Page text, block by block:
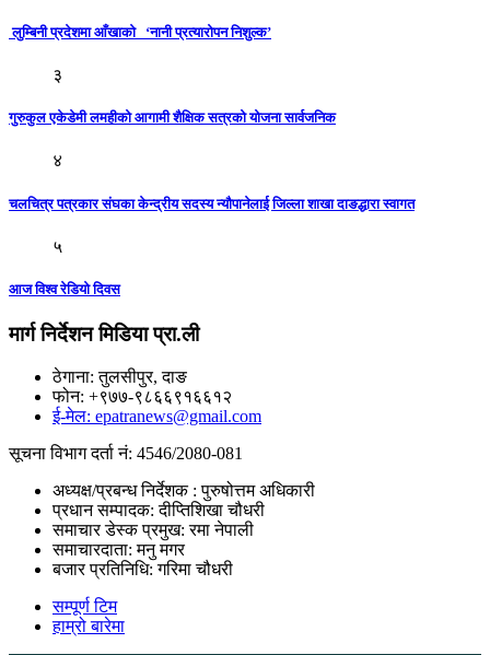
लुम्बिनी प्रदेशमा आँखाकाे ‘नानी प्रत्यारोपन निशुल्क’
३
गुरुकुल एकेडेमी लमहीको आगामी शैक्षिक सत्रको योजना सार्वजनिक
४
चलचित्र पत्रकार संघका केन्द्रीय सदस्य न्यौपानेलाई जिल्ला शाखा दाङद्धारा स्वागत
५
आज विश्व रेडियो दिवस
मार्ग निर्देशन मिडिया प्रा.ली
ठेगाना: तुलसीपुर, दाङ
फोन: +९७७-९८६६९१६६१२
ई-मेल: epatranews@gmail.com
सूचना विभाग दर्ता नं: 4546/2080-081
अध्यक्ष/प्रबन्ध निर्देशक : पुरुषोत्तम अधिकारी
प्रधान सम्पादक: दीप्तिशिखा चौधरी
समाचार डेस्क प्रमुख: रमा नेपाली
समाचारदाता: मनु मगर
बजार प्रतिनिधि: गरिमा चौधरी
सम्पूर्ण टिम
हाम्रो बारेमा